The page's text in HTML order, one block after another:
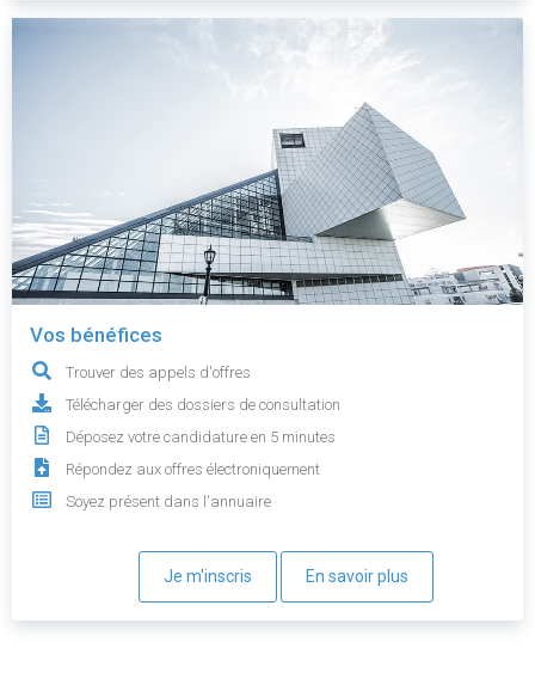
Vos bénéfices
Trouver des appels d'offres
Télécharger des dossiers de consultation
Déposez votre candidature en 5 minutes
Répondez aux offres électroniquement
Soyez présent dans l'annuaire
Je m'inscris En savoir plus